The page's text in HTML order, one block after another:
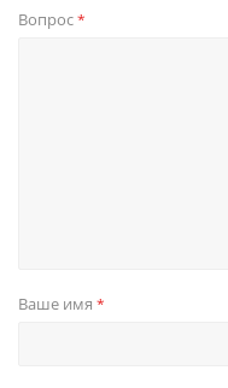
Вопрос*
Ваше имя *